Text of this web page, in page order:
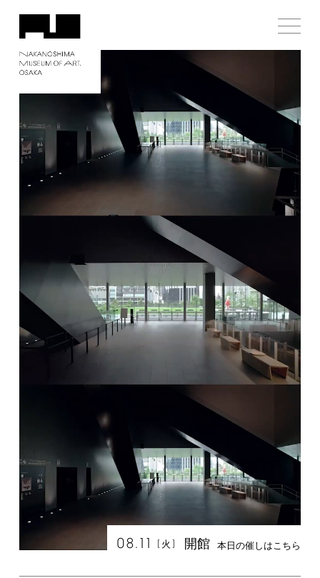
08.11 [ 火 ] 開館 本日の催しはこちら